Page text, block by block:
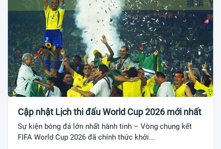
Cập nhật Lịch thi đấu World Cup 2026 mới nhất
Sự kiện bóng đá lớn nhất hành tinh – Vòng chung kết
FIFA World Cup 2026 đã chính thức khởi...